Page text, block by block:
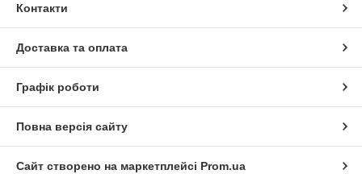
Контакти
Доставка та оплата
Графік роботи
Повна версія сайту
Сайт створено на маркетплейсі Prom.ua